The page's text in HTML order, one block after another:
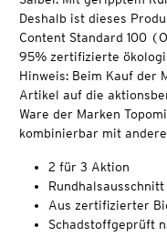
Deshalb ist dieses
Content Standard 100
95% zertifizierte
Hinweis: Beim Kauf der
Artikel auf die
Ware der Marken
kombinierbar mit
2 für 3 Aktion
Rundhalsausschnitt
Aus zertifizierter
Schadstoffgeprüft